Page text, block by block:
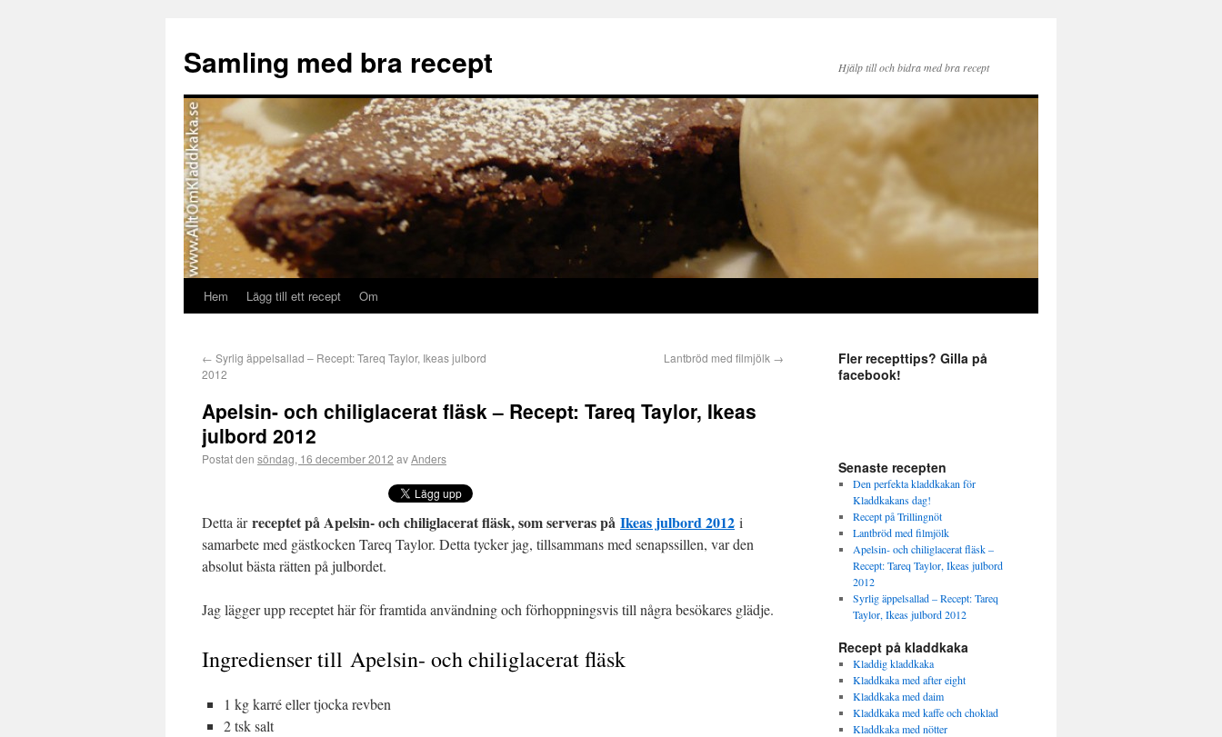
Samling med bra recept Hjälp till och bidra med bra recept
Hem Lägg till ett recept Om
← Syrlig äppelsallad – Recept: Tareq Taylor, Ikeas julbord
2012
Lantbröd med filmjölk →
Apelsin- och chiliglacerat fläsk – Recept: Tareq Taylor, Ikeas
julbord 2012
Postat den söndag, 16 december 2012 avAnders
Detta ärreceptet på Apelsin- och chiliglacerat fläsk, som serveras på Ikeas julbord 2012 i
samarbete med gästkocken Tareq Taylor. Detta tycker jag, tillsammans med senapssillen, var den
absolut bästa rätten på julbordet.
Jag lägger upp receptet här för framtida användning och förhoppningsvis till några besökares glädje.
Ingredienser till Apelsin- och chiliglacerat fläsk
1 kg karré eller tjocka revben
2 tsk salt
Fler recepttips? Gilla på
facebook!
Senaste recepten
Den perfekta kladdkakan för
Kladdkakans dag!
Recept på Trillingnöt
Lantbröd med filmjölk
Apelsin- och chiliglacerat fläsk –
Recept: Tareq Taylor, Ikeas julbord
2012
Syrlig äppelsallad – Recept: Tareq
Taylor, Ikeas julbord 2012
Recept på kladdkaka
Kladdig kladdkaka
Kladdkaka med after eight
Kladdkaka med daim
Kladdkaka med kaffe och choklad
Kladdkaka med nötter